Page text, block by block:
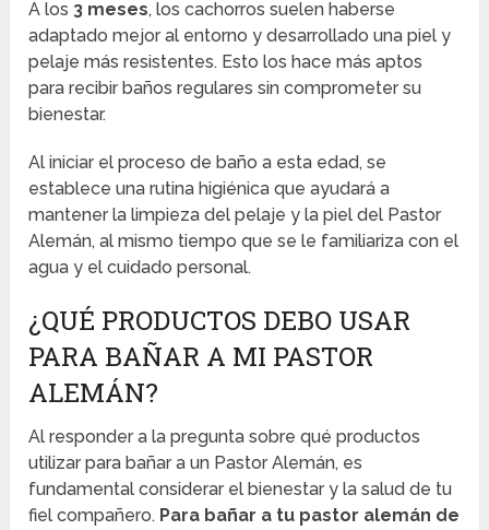
A los 3 meses, los cachorros suelen haberse
adaptado mejor al entorno y desarrollado una piel y
pelaje más resistentes. Esto los hace más aptos
para recibir baños regulares sin comprometer su
bienestar.
Al iniciar el proceso de baño a esta edad, se
establece una rutina higiénica que ayudará a
mantener la limpieza del pelaje y la piel del Pastor
Alemán, al mismo tiempo que se le familiariza con el
agua y el cuidado personal.
¿QUÉ PRODUCTOS DEBO USAR
PARA BAÑAR A MI PASTOR
ALEMÁN?
Al responder a la pregunta sobre qué productos
utilizar para bañar a un Pastor Alemán, es
fundamental considerar el bienestar y la salud de tu
fiel compañero. Para bañar a tu pastor alemán de